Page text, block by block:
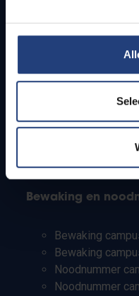
Studenten
PhD-studenten
Leerkrachten en
Bewaking en
Bewaking
Bewaking
Noodnummer
Noodnummer